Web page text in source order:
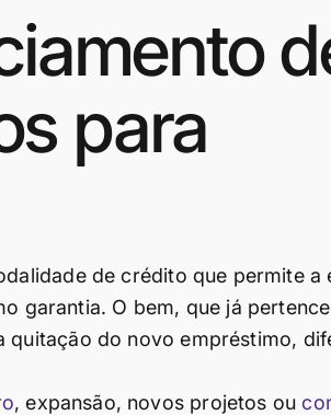
para
de crédito que permite a
garantia. O bem, que já
quitação do novo empréstimo,
, expansão, novos projetos ou